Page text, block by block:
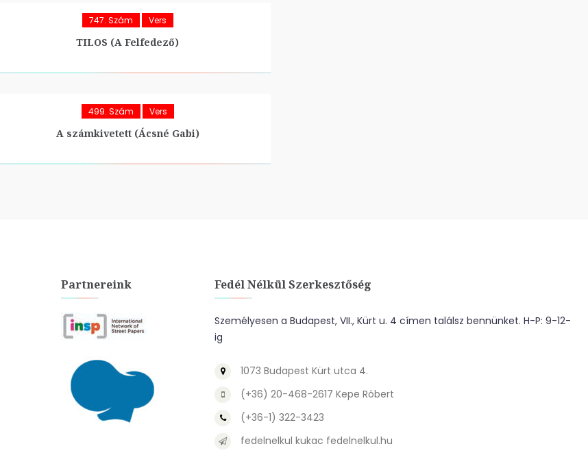
747. Szám Vers
TILOS (A Felfedező)
499. Szám Vers
A számkivetett (Ácsné Gabi)
Partnereink Fedél Nélkül Szerkesztőség
Személyesen a Budapest, VII., Kürt u. 4 címen találsz bennünket. H-P: 9-12-
ig
1073 Budapest Kürt utca 4.
(+36) 20-468-2617 Kepe Róbert
(+36-1) 322-3423
fedelnelkul kukac fedelnelkul.hu